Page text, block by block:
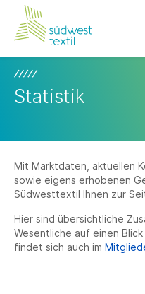
Statistik
Mit Marktdaten, aktuellen
sowie eigens erhobenen
Südwesttextil Ihnen zur
Hier sind übersichtliche
Wesentliche auf einen
findet sich auch im